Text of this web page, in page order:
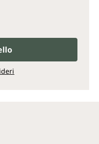
prodotto: